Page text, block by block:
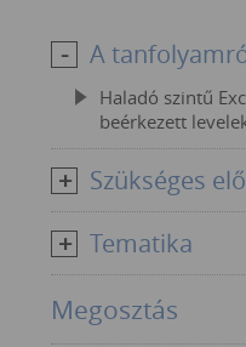
A
Haladó szintű
beérkezett
Szükséges
Tematika
Megosztás